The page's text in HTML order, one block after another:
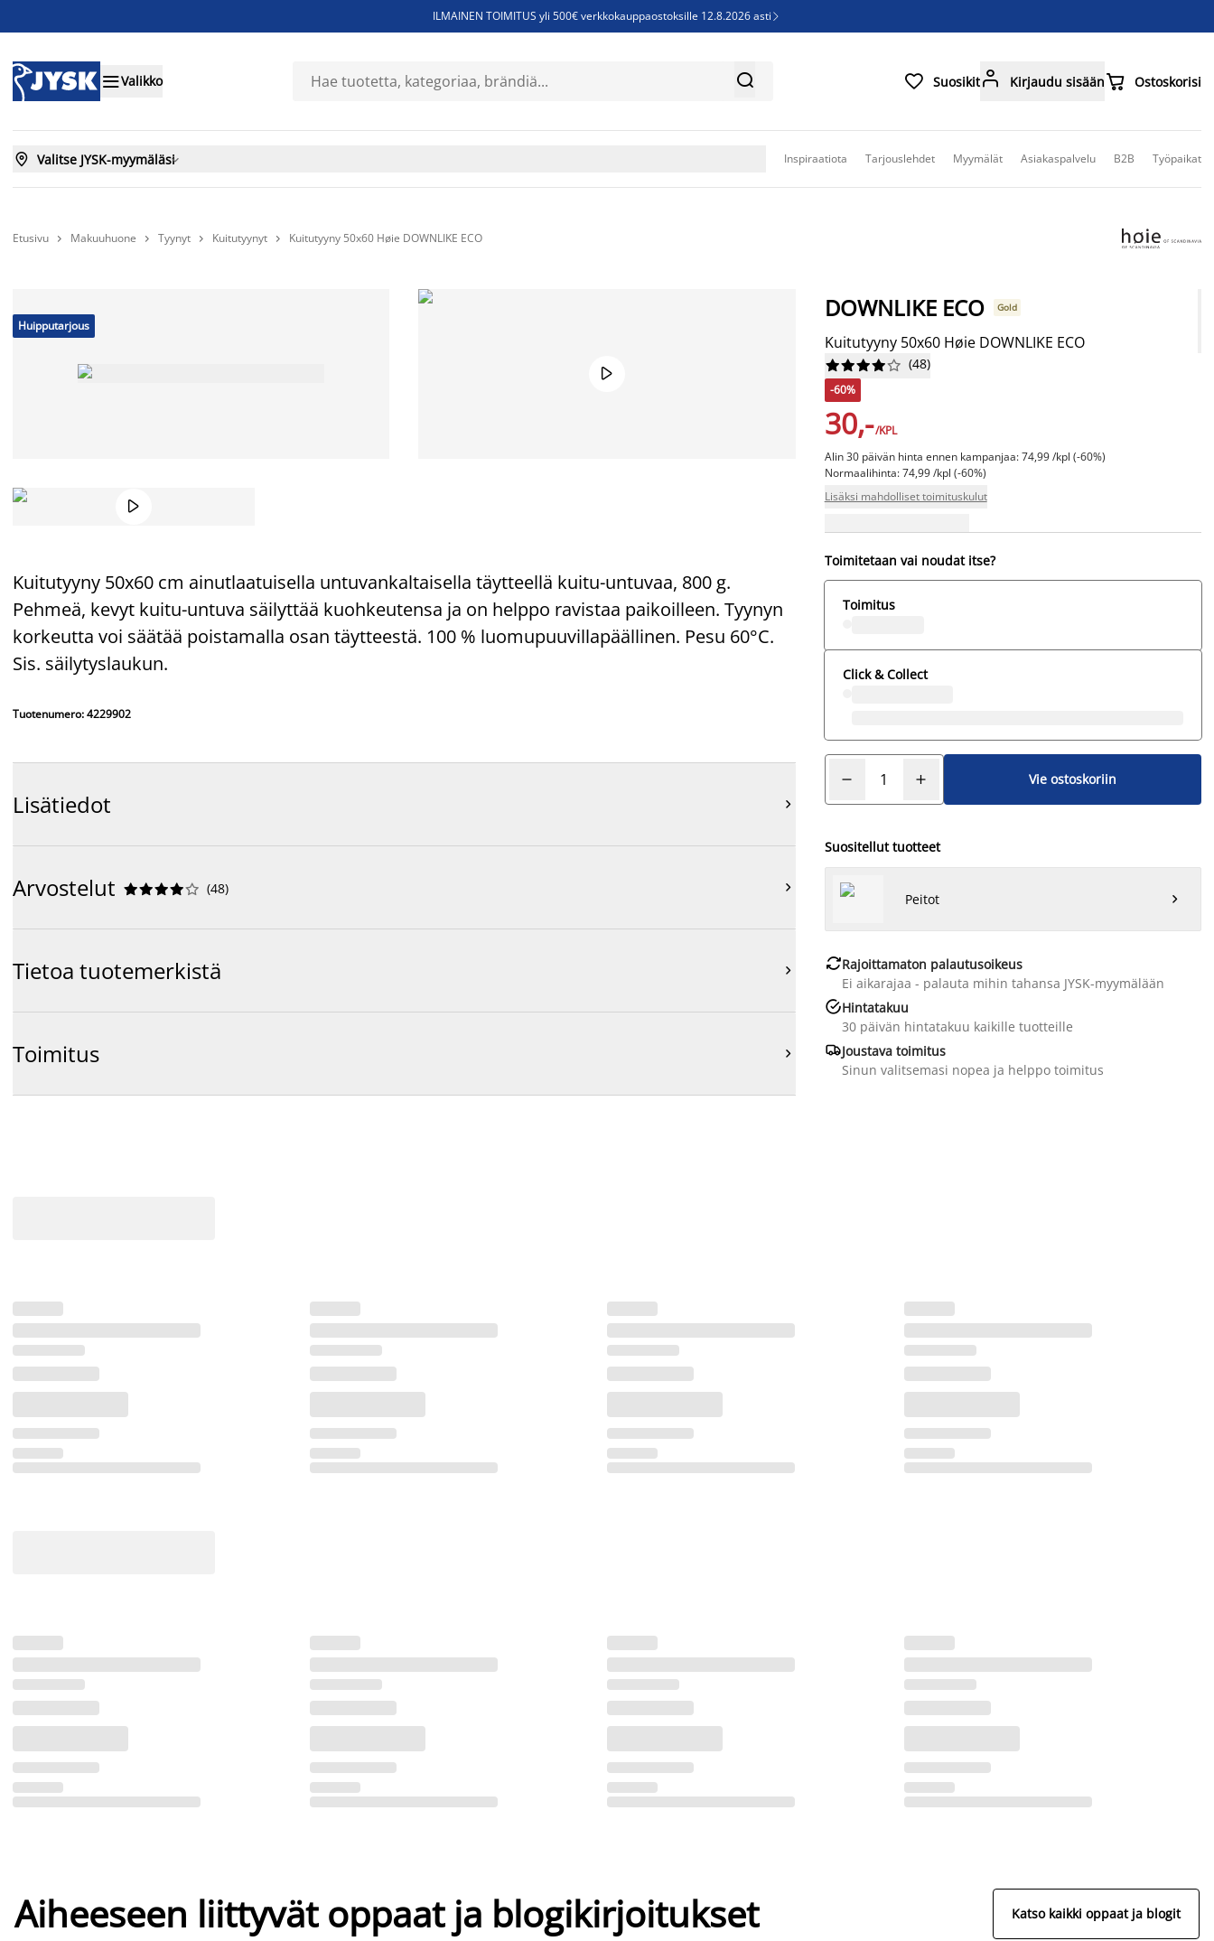
ILMAINEN TOIMITUS yli 500€ verkkokauppaostoksille 12.8.2026 asti 
Sijauspatjoja - Säästä jopa 60%
Valikko   Suosikit Kirjaudu sisään Ostoskorisi
 Valitse JYSK-myymäläsi Inspiraatiota Tarjouslehdet Myymälät Asiakaspalvelu B2B Työpaikat
Etusivu  Makuuhuone  Tyynyt  Kuitutyynyt  Kuitutyyny 50x60 Høie DOWNLIKE ECO
Huipputarjous


Kuitutyyny 50x60 cm ainutlaatuisella untuvankaltaisella täytteellä kuitu-untuvaa, 800 g.
Pehmeä, kevyt kuitu-untuva säilyttää kuohkeutensa ja on helppo ravistaa paikoilleen. Tyynyn
korkeutta voi säätää poistamalla osan täytteestä. 100 % luomupuuvillapäällinen. Pesu 60°C.
Sis. säilytyslaukun.
Tuotenumero: 4229902
Lisätiedot 
Arvostelut 




 (48) 
Tietoa tuotemerkistä 
Toimitus 
DOWNLIKE ECO Gold
Kuitutyyny 50x60 Høie DOWNLIKE ECO





 (48)
-60%
30,-/KPL
Alin 30 päivän hinta ennen kampanjaa: 74,99 /kpl (-60%)
Normaalihinta: 74,99 /kpl (-60%)
Lisäksi mahdolliset toimituskulut
Toimitetaan vai noudat itse?
Toimitus
Click & Collect
Vie ostoskoriin
Suositellut tuotteet
Peitot 
Rajoittamaton palautusoikeus
Ei aikarajaa - palauta mihin tahansa JYSK-myymälään
Hintatakuu
30 päivän hintatakuu kaikille tuotteille
Joustava toimitus
Sinun valitsemasi nopea ja helppo toimitus
Aiheeseen liittyvät oppaat ja blogikirjoitukset Katso kaikki oppaat ja blogit